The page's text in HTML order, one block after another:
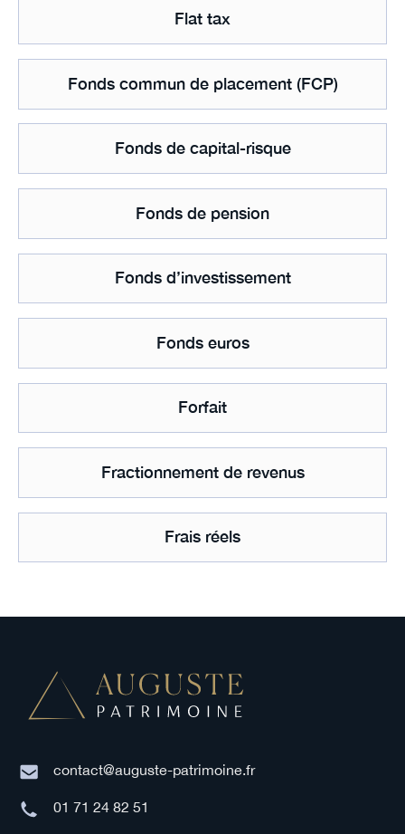
Flat tax
Fonds commun de placement (FCP)
Fonds de capital-risque
Fonds de pension
Fonds d’investissement
Fonds euros
Forfait
Fractionnement de revenus
Frais réels
contact@auguste-patrimoine.fr
01 71 24 82 51